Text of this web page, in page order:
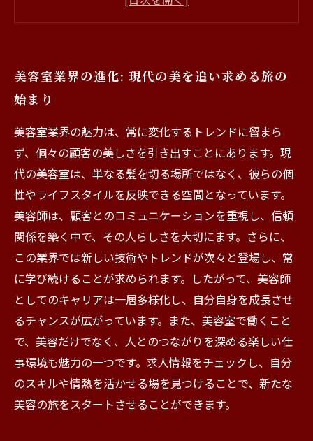
始まる
転職を考えるあなたへ: 美容室業界の魅力を再発
見
美容室業界で見つける自分らしさ: 新たなスター
トを切ろう
美容室業界の進化: 現代の美を追い求める旅の
始まり
美容室業界の魅力は、常に変化するトレンドに留まら
ず、個々の顧客の美しさを引き出すことにあります。現
代の美容室は、単なる髪を切る場所ではなく、彼らの個
性やライフスタイルを反映できる空間となっています。
美容師は、顧客とのコミュニケーションを重視し、信頼
関係を築く中で、その人らしさを大切にます。さらに、
この業界では新しい技術やトレンドが次々と登場し、常
に学び続けることが求められます。したがって、美容師
としてのキャリアは一層多様化し、自分自身を成長させ
るチャンスが広がっています。また、美容室で働くこと
で、美容だけでなく、人とのつながりを深める楽しい仕
事環境も魅力の一つです。求人情報をチェックし、自分
のスキルや情熱を活かせる場を見つけることで、新たな
美容の旅をスタートさせることができます。